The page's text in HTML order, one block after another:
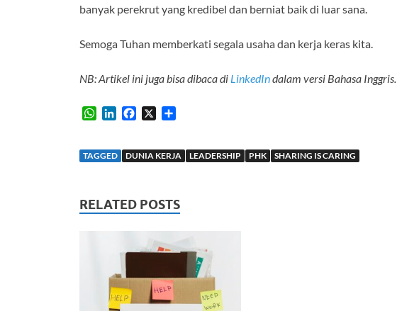
banyak perekrut yang kredibel dan berniat baik di luar sana.
Semoga Tuhan memberkati segala usaha dan kerja keras kita.
NB: Artikel ini juga bisa dibaca di LinkedIndalam versi Bahasa Inggris.
W
t
p
p
k
I
n
e
o
k
r
TAGGED DUNIA KERJA LEADERSHIP PHK SHARING IS CARING
RELATED POSTS